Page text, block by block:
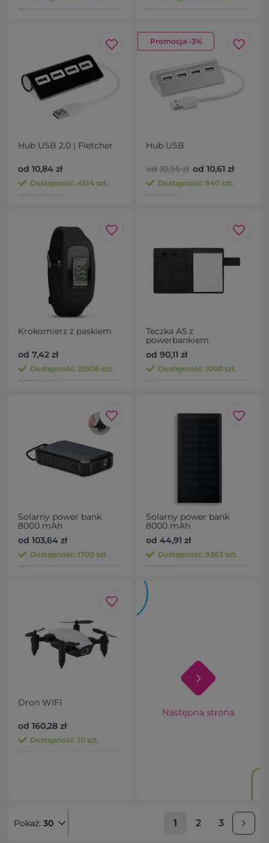
Hub USB 2.0 | Fletcher
od 10,84 zł
Dostępność: 4514 szt.
Promocja -3%
Hub USB
od 10,95 zł od 10,61 zł
Dostępność: 640 szt.
Krokomierz z paskiem
od 7,42 zł
Dostępność: 22506 szt.
Teczka A5 z
powerbankiem
od 90,11 zł
Dostępność: 1000 szt.
Solarny power bank
8000 mAh
od 103,64 zł
Dostępność: 1700 szt.
Solarny power bank
8000 mAh
od 44,91 zł
Dostępność: 9362 szt.
Dron WIFI
od 160,28 zł
Dostępność: 10 szt.
Pokaż: 30 1 2 3